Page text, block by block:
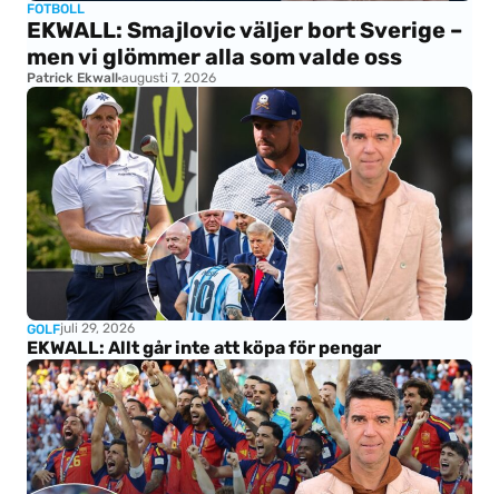
FOTBOLL
EKWALL: Smajlovic väljer bort Sverige –
men vi glömmer alla som valde oss
Patrick Ekwall augusti 7, 2026
GOLFjuli 29, 2026
EKWALL: Allt går inte att köpa för pengar